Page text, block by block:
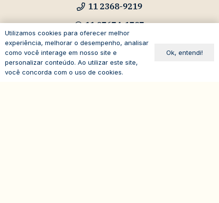
11 2368-9219
11 97674-1787
Cursos e Eventos
Utilizamos cookies para oferecer melhor
experiência, melhorar o desempenho, analisar
como você interage em nosso site e
personalizar conteúdo. Ao utilizar este site,
você concorda com o uso de cookies.
Ok, entendi!